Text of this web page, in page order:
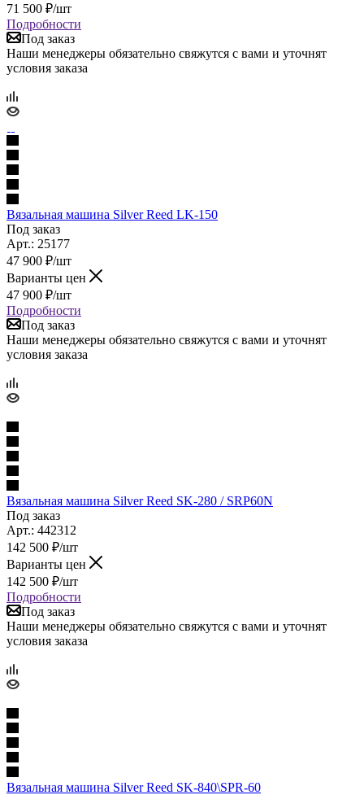
71 500 ₽/шт
Подробности
Под заказ
Наши менеджеры обязательно свяжутся с вами и уточнят
условия заказа
Вязальная машина Silver Reed LK-150
Под заказ
Арт.: 25177
47 900 ₽/шт
Варианты цен
47 900 ₽/шт
Подробности
Под заказ
Наши менеджеры обязательно свяжутся с вами и уточнят
условия заказа
Вязальная машина Silver Reed SK-280 / SRP60N
Под заказ
Арт.: 442312
142 500 ₽/шт
Варианты цен
142 500 ₽/шт
Подробности
Под заказ
Наши менеджеры обязательно свяжутся с вами и уточнят
условия заказа
Вязальная машина Silver Reed SK-840\SPR-60